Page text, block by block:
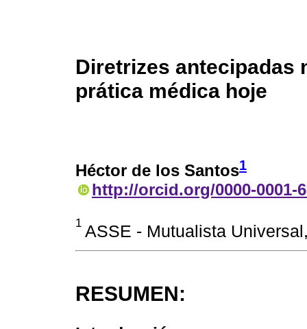
Diretrizes antecipadas
prática médica hoje
Héctor de los Santos1
http://orcid.org/0000-0001-
1 ASSE - Mutualista
RESUMEN: